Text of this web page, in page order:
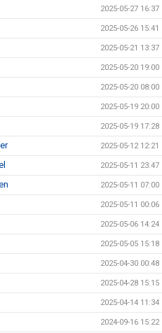
2025-05-27 16:37
2025-05-26 15:41
2025-05-21 13:37
2025-05-20 19:00
2025-05-20 08:00
2025-05-19 20:00
2025-05-19 17:28
2025-05-12 12:21
2025-05-11 23:47
2025-05-11 07:00
2025-05-11 00:06
2025-05-06 14:24
2025-05-05 15:18
2025-04-30 00:48
2025-04-28 15:15
2025-04-14 11:34
2024-09-16 15:22